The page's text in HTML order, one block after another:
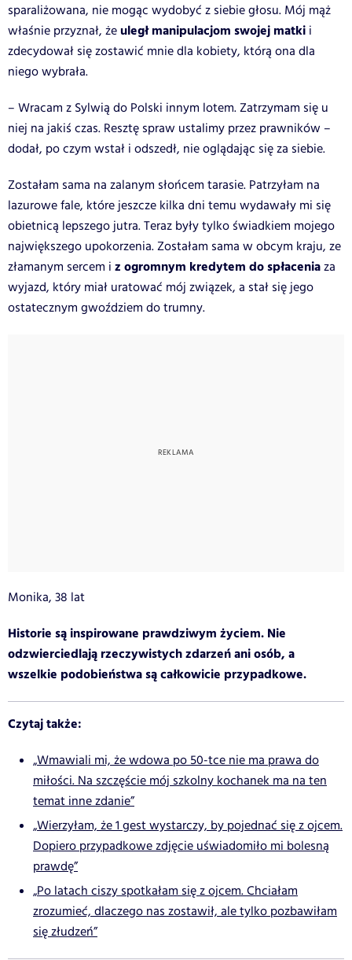
sparaliżowana, nie mogąc wydobyć z siebie głosu. Mój mąż
właśnie przyznał, żeuległ manipulacjom swojej matki i
zdecydował się zostawić mnie dla kobiety, którą ona dla
niego wybrała.
– Wracam z Sylwią do Polski innym lotem. Zatrzymam się u
niej na jakiś czas. Resztę spraw ustalimy przez prawników –
dodał, po czym wstał i odszedł, nie oglądając się za siebie.
Zostałam sama na zalanym słońcem tarasie. Patrzyłam na
lazurowe fale, które jeszcze kilka dni temu wydawały mi się
obietnicą lepszego jutra. Teraz były tylko świadkiem mojego
największego upokorzenia. Zostałam sama w obcym kraju, ze
złamanym sercem i z ogromnym kredytem do spłaceniaza
wyjazd, który miał uratować mój związek, a stał się jego
ostatecznym gwoździem do trumny.
Monika, 38 lat
Historie są inspirowane prawdziwym życiem. Nie
odzwierciedlają rzeczywistych zdarzeń ani osób, a
wszelkie podobieństwa są całkowicie przypadkowe.
Czytaj także:
„Wmawiali mi, że wdowa po 50-tce nie ma prawa do
miłości. Na szczęście mój szkolny kochanek ma na ten
temat inne zdanie”
„Wierzyłam, że 1 gest wystarczy, by pojednać się z ojcem.
Dopiero przypadkowe zdjęcie uświadomiło mi bolesną
prawdę”
„Po latach ciszy spotkałam się z ojcem. Chciałam
zrozumieć, dlaczego nas zostawił, ale tylko pozbawiłam
się złudzeń”